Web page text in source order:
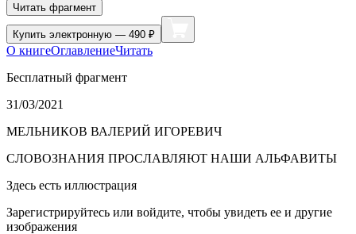
Читать фрагмент
Купить электронную — 490 ₽
О книгеОглавлениеЧитать
Бесплатный фрагмент
31/03/2021
МЕЛЬНИКОВ ВАЛЕРИЙ ИГОРЕВИЧ
СЛОВОЗНАНИЯ ПРОСЛАВЛЯЮТ НАШИ АЛЬФАВИТЫ
Здесь есть иллюстрация
Зарегистрируйтесь или войдите, чтобы увидеть ее и другие
изображения